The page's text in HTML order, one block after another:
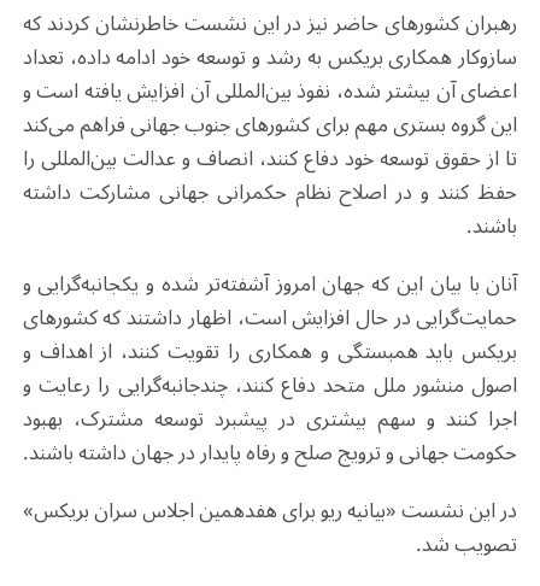
رهبران کشورهای حاضر نیز در این نشست خاطرنشان کردند که
سازوکار همکاری بریکس به رشد و توسعه خود ادامه داده، تعداد
اعضای آن بیشتر شده، نفوذ بین‌المللی آن افزایش یافته است و
این گروه بستری مهم برای کشورهای جنوب جهانی فراهم می‌کند
تا از حقوق توسعه خود دفاع کنند، انصاف و عدالت بین‌المللی را
حفظ کنند و در اصلاح نظام حکمرانی جهانی مشارکت داشته
باشند.
آنان با بیان این که جهان امروز آشفته‌تر شده و یکجانبه‌گرایی و
حمایت‌گرایی در حال افزایش است، اظهار داشتند که کشورهای
بریکس باید همبستگی و همکاری را تقویت کنند، از اهداف و
اصول منشور ملل متحد دفاع کنند، چندجانبه‌گرایی را رعایت و
اجرا کنند و سهم بیشتری در پیشبرد توسعه مشترک، بهبود
حکومت جهانی و ترویج صلح و رفاه پایدار در جهان داشته باشند.
در این نشست «بیانیه ریو برای هفدهمین اجلاس سران بریکس»
تصویب شد.